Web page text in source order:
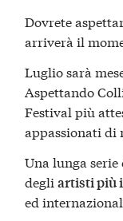
Dovrete
arriverà il
Luglio sarà
Aspettando
Festival più
appassionati di
Una lunga
degliartisti più
ed